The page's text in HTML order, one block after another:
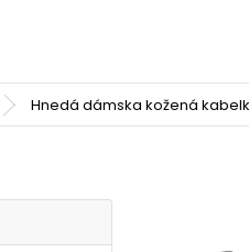
Hnedá dámska kožená